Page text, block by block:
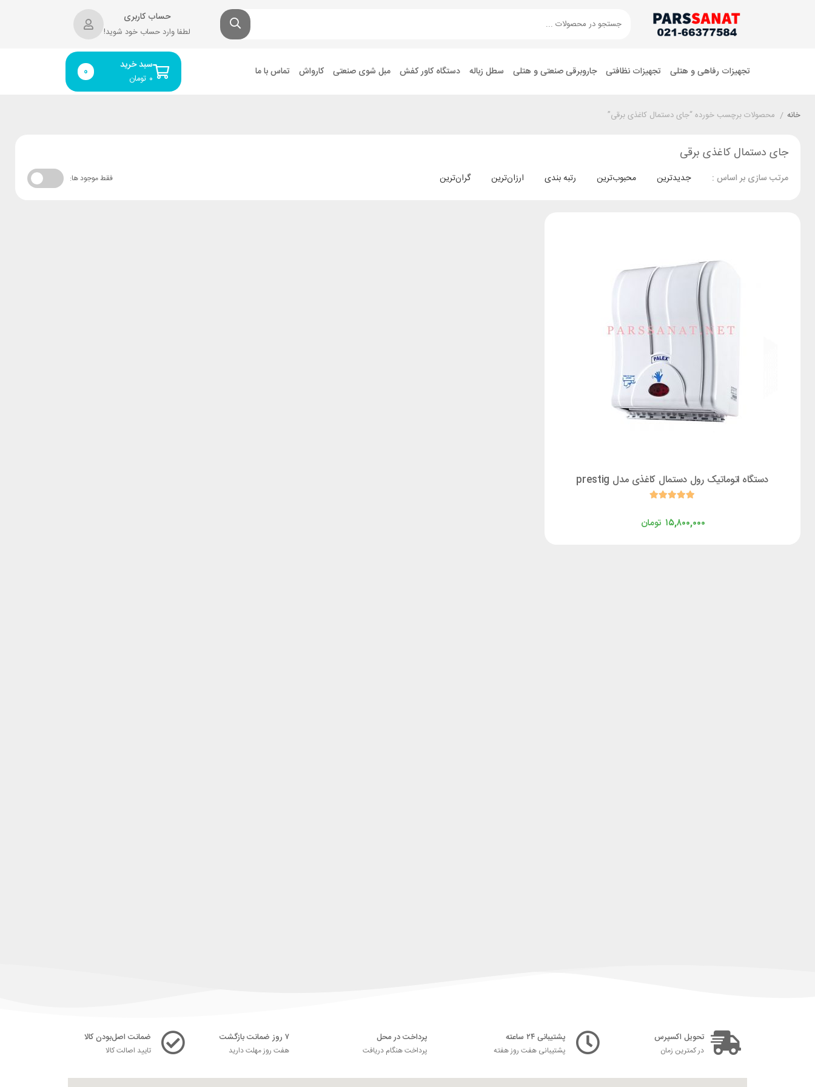
حساب کاربری
لطفا وارد حساب خود شوید!
تجهیزات رفاهی و هتلی تجهیزات نظافتی جاروبرقی صنعتی و هتلی سطل زباله دستگاه کاور کفش مبل شوی صنعتی کارواش تماس با ما سبد خرید
تومان ۰ 0
خانه / محصولات برچسب خورده “جای دستمال کاغذی برقی”
جای دستمال کاغذی برقی
مرتب سازی بر اساس : جدیدترین محبوب‌ترین رتبه بندی ارزان‌ترین گران‌ترین فقط موجود ها:
دستگاه اتوماتیک رول دستمال کاغذی مدل prestig
تومان ۱۵,۸۰۰,۰۰۰
تحویل اکسپرس
در کمترین زمان
پشتیبانی ۲۴ ساعته
پشتیبانی هفت روز هفته
پرداخت در محل
پرداخت هنگام دریافت
۷ روز ضمانت بازگشت
هفت روز مهلت دارید
ضمانت اصل‌بودن کالا
تایید اصالت کالا